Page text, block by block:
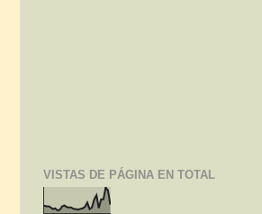
VISTAS DE PÁGINA EN TOTAL